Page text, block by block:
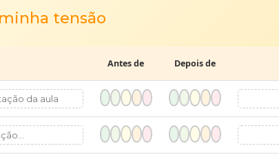
tensão
Antes de Depois de